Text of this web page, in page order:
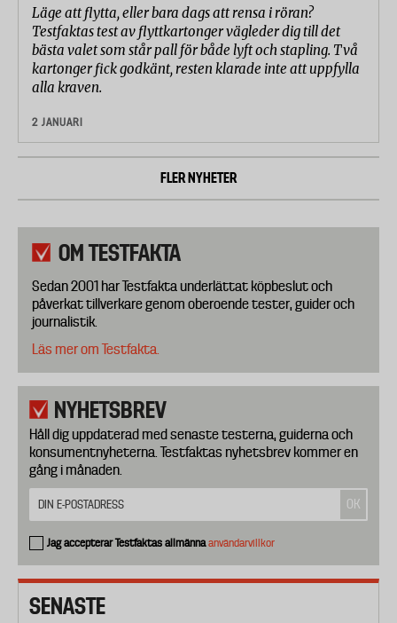
Läge att flytta, eller bara dags att rensa i röran?
Testfaktas test av flyttkartonger vägleder dig till det
bästa valet som står pall för både lyft och stapling. Två
kartonger fick godkänt, resten klarade inte att uppfylla
alla kraven.
2 JANUARI
FLER NYHETER
OM TESTFAKTA
Sedan 2001 har Testfakta underlättat köpbeslut och
påverkat tillverkare genom oberoende tester, guider och
journalistik.
Läs mer om Testfakta.
NYHETSBREV
Håll dig uppdaterad med senaste testerna, guiderna och
konsumentnyheterna. Testfaktas nyhetsbrev kommer en
gång i månaden.
Jag accepterar Testfaktas allmännaanvändarvillkor
SENASTE